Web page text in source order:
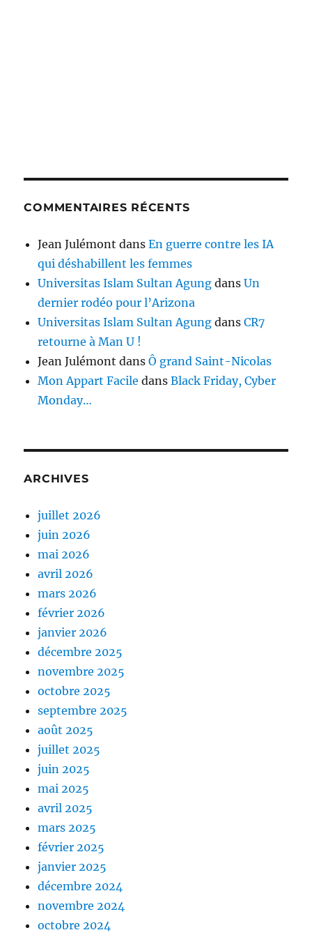
COMMENTAIRES RÉCENTS
Jean Julémont dansEn guerre contre les IA
qui déshabillent les femmes
Universitas Islam Sultan Agung dansUn
dernier rodéo pour l’Arizona
Universitas Islam Sultan Agung dansCR7
retourne à Man U !
Jean Julémont dansÔ grand Saint-Nicolas
Mon Appart Facile dansBlack Friday, Cyber
Monday…
ARCHIVES
juillet 2026
juin 2026
mai 2026
avril 2026
mars 2026
février 2026
janvier 2026
décembre 2025
novembre 2025
octobre 2025
septembre 2025
août 2025
juillet 2025
juin 2025
mai 2025
avril 2025
mars 2025
février 2025
janvier 2025
décembre 2024
novembre 2024
octobre 2024